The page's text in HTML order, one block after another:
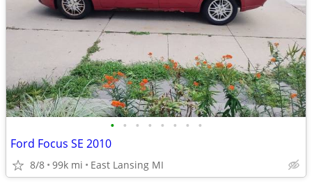
• • • • • • • •
Ford Focus SE 2010
8/8 99k mi East Lansing MI